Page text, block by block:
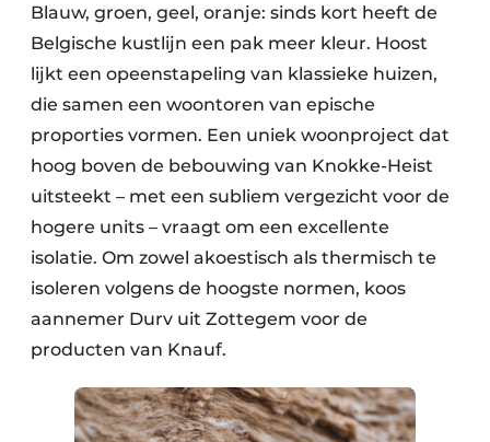
Blauw, groen, geel, oranje: sinds kort heeft de
Belgische kustlijn een pak meer kleur. Hoost
lijkt een opeenstapeling van klassieke huizen,
die samen een woontoren van epische
proporties vormen. Een uniek woonproject dat
hoog boven de bebouwing van Knokke-Heist
uitsteekt – met een subliem vergezicht voor de
hogere units – vraagt om een excellente
isolatie. Om zowel akoestisch als thermisch te
isoleren volgens de hoogste normen, koos
aannemer Durv uit Zottegem voor de
producten van Knauf.